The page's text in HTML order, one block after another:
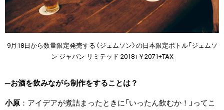
9月18日から数量限定発売する〈ジェムソン〉の日本限定ボトル「ジェムソ
ン ジャパン リミテッド 2018」￥2071+TAX
お酒を飲みながら制作をすることは？
小原
アイデアが煮詰まったときに「いったん飲むか！」ってこ